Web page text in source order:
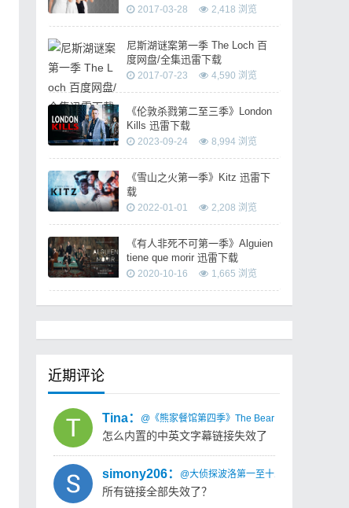
2017-03-28 2,418 浏览
尼斯湖谜案第一季 The Loch 百
度网盘/全集迅雷下载
2017-07-23 4,590 浏览
《伦敦杀戮第二至三季》London
Kills 迅雷下载
2023-09-24 8,994 浏览
《雪山之火第一季》Kitz 迅雷下
载
2022-01-01 2,208 浏览
《有人非死不可第一季》Alguien
tiene que morir 迅雷下载
2020-10-16 1,665 浏览
近期评论
Tina： @《熊家餐馆第四季》The Bear Season 4 迅雷
怎么内置的中英文字幕链接失效了
simony206： @大侦探波洛第一至十三季 Agatha
所有链接全部失效了？